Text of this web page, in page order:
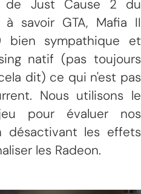
de Just Cause 2 du
savoir GTA, Mafia II
bien sympathique et
natif (pas toujours
dit) ce qui n'est pas
Nous utilisons le
pour évaluer nos
désactivant les effets
les Radeon.